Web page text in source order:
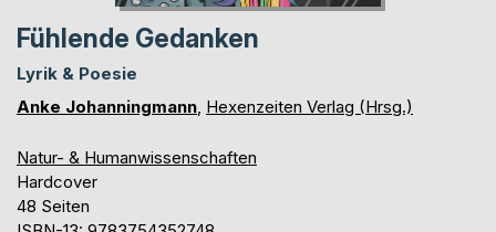
Fühlende Gedanken
Lyrik & Poesie
Anke Johanningmann, Hexenzeiten Verlag (Hrsg.)
Natur- & Humanwissenschaften
Hardcover
48 Seiten